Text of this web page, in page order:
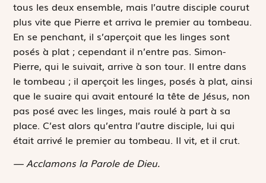
tous les deux ensemble, mais l’autre disciple courut
plus vite que Pierre et arriva le premier au tombeau.
En se penchant, il s’aperçoit que les linges sont
posés à plat ; cependant il n’entre pas. Simon-
Pierre, qui le suivait, arrive à son tour. Il entre dans
le tombeau ; il aperçoit les linges, posés à plat, ainsi
que le suaire qui avait entouré la tête de Jésus, non
pas posé avec les linges, mais roulé à part à sa
place. C’est alors qu’entra l’autre disciple, lui qui
était arrivé le premier au tombeau. Il vit, et il crut.
— Acclamons la Parole de Dieu.